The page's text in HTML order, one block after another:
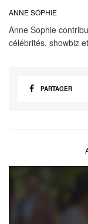
ANNE SOPHIE
Anne Sophie
célébrités, showbiz
PARTAGER